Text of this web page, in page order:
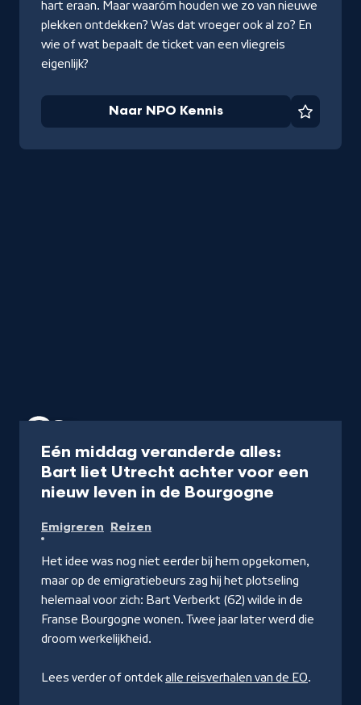
hart eraan. Maar waaróm houden we zo van nieuwe
plekken ontdekken? Was dat vroeger ook al zo? En
wie of wat bepaalt de ticket van een vliegreis
eigenlijk?
Naar NPO Kennis
Eén middag veranderde alles:
Bart liet Utrecht achter voor een
nieuw leven in de Bourgogne
EO.nl
Emigreren Reizen
Het idee was nog niet eerder bij hem opgekomen,
maar op de emigratiebeurs zag hij het plotseling
helemaal voor zich: Bart Verberkt (62) wilde in de
Franse Bourgogne wonen. Twee jaar later werd die
droom werkelijkheid.
Lees verder of ontdekalle reisverhalen van de EO.